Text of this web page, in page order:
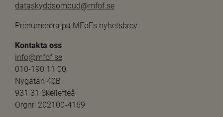
dataskyddsombud@mfof.se
Prenumerera på MFoFs nyhetsbrev
Kontakta oss
info@mfof.se
010-190 11 00
Nygatan 40B
931 31 Skellefteå
Orgnr: 202100-4169